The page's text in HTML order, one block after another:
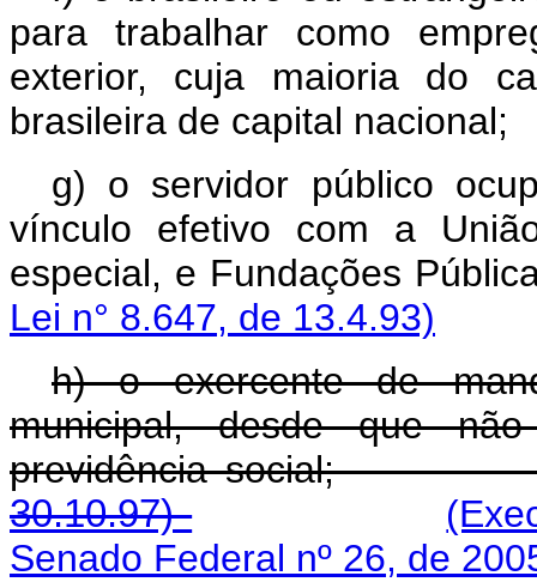
para trabalhar como
exterior, cuja maioria do
brasileira de capital nacional;
g) o servidor público
vínculo efetivo com a
especial, e Fundações
Lei n° 8.647, de 13.4.93)
h) o exercente de
municipal, desde que
previdência
30.10.97)
Senado Federal nº 26, de